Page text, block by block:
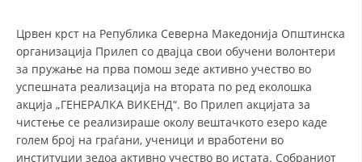
КОНТАКТ ИНФОРМАЦИИ
ЧЛЕНСТВО ВО ПРОФЕСИОНАЛНИ ТЕЛА
ЗАКОН ЗА ЦКРМ
Црвен крст на Република Северна Македонија Општинска
организација Прилеп со двајца свои обучени волонтери
за пружање на прва помош зеде активно учество во
успешната реализација на втората по ред еколошка
акција „ГЕНЕРАЛКА ВИКЕНД“. Во Прилеп акцијата за
чистење се реализираше околу вештачкото езеро каде
голем број на граѓани, ученици и вработени во
институции зедоа активно учество во истата. Собраниот